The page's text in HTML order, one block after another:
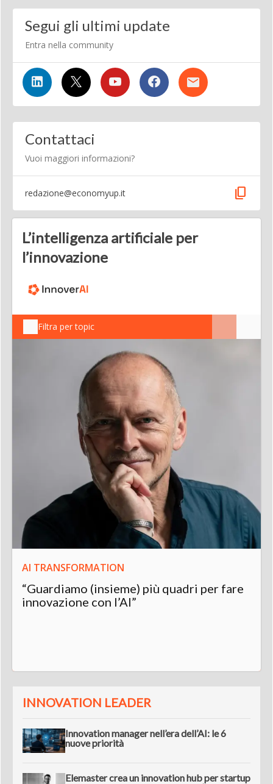
Segui gli ultimi update
Entra nella community
Contattaci
Vuoi maggiori informazioni?
redazione@economyup.it content_copy
L’intelligenza artificiale per
l’innovazione
Filtra per topic
AI TRANSFORMATION
“Guardiamo (insieme) più quadri per fare
innovazione con l’AI”
INNOVATION LEADER
Innovation manager nell’era dell’AI: le 6
nuove priorità
Elemaster crea un innovation hub per startup